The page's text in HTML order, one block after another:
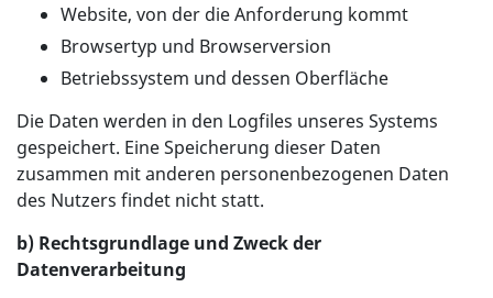
Website, von der die Anforderung kommt
Browsertyp und Browserversion
Betriebssystem und dessen Oberfläche
Die Daten werden in den Logfiles unseres Systems
gespeichert. Eine Speicherung dieser Daten
zusammen mit anderen personenbezogenen Daten
des Nutzers findet nicht statt.
b) Rechtsgrundlage und Zweck der
Datenverarbeitung